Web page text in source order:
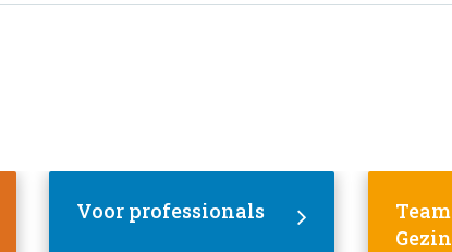
Voor professionals
Gezin